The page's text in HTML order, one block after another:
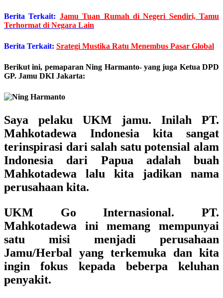
Berita Terkait: Jamu Tuan Rumah di Negeri Sendiri, Tamu
Terhormat di Negara Lain
Berita Terkait: Srategi Mustika Ratu Menembus Pasar Global
Berikut ini, pemaparan Ning Harmanto- yang juga Ketua DPD
GP. Jamu DKI Jakarta:
Saya pelaku UKM jamu. Inilah PT.
Mahkotadewa Indonesia kita sangat
terinspirasi dari salah satu potensial alam
Indonesia dari Papua adalah buah
Mahkotadewa lalu kita jadikan nama
perusahaan kita.
UKM Go Internasional. PT.
Mahkotadewa ini memang mempunyai
satu misi menjadi perusahaan
Jamu/Herbal yang terkemuka dan kita
ingin fokus kepada beberpa keluhan
penyakit.